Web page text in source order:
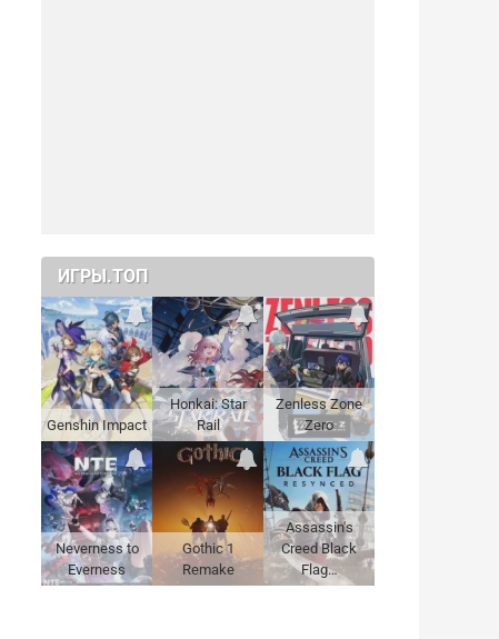
ИГРЫ.ТОП
Genshin Impact
Honkai: Star
Rail
Zenless Zone
Zero
Neverness to
Everness
Gothic 1
Remake
Assassin's
Creed Black
Flag…